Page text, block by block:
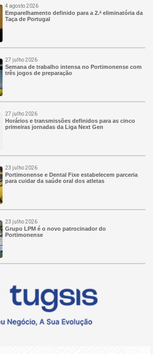
4 agosto 2026
Emparelhamento definido para a 2.ª eliminatória da
Taça de Portugal
27 julho 2026
Semana de trabalho intensa no Portimonense com
três jogos de preparação
27 julho 2026
Horários e transmissões definidos para as cinco
primeiras jornadas da Liga Next Gen
23 julho 2026
Portimonense e Dental Fixe estabelecem parceria
para cuidar da saúde oral dos atletas
23 julho 2026
Grupo LPM é o novo patrocinador do
Portimonense